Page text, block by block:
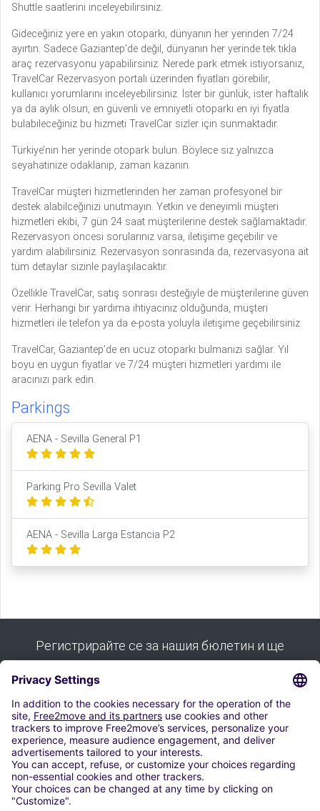
Shuttle saatlerini inceleyebilirsiniz.
Gideceğiniz yere en yakın otoparkı, dünyanın her yerinden 7/24
ayırtın. Sadece Gaziantep’de değil, dünyanın her yerinde tek tıkla
araç rezervasyonu yapabilirsiniz. Nerede park etmek istiyorsanız,
TravelCar Rezervasyon portalı üzerinden fiyatları görebilir,
kullanıcı yorumlarını inceleyebilirsiniz. İster bir günlük, ister haftalık
ya da aylık olsun, en güvenli ve emniyetli otoparkı en iyi fiyatla
bulabileceğiniz bu hizmeti TravelCar sizler için sunmaktadır.
Türkiye’nin her yerinde otopark bulun. Böylece siz yalnızca
seyahatinize odaklanıp, zaman kazanın.
TravelCar müşteri hizmetlerinden her zaman profesyonel bir
destek alabilceğinizi unutmayın. Yetkin ve deneyimli müşteri
hizmetleri ekibi, 7 gün 24 saat müşterilerine destek sağlamaktadır.
Rezervasyon öncesi sorularınız varsa, iletişime geçebilir ve
yardım alabilirsiniz. Rezervasyon sonrasında da, rezervasyona ait
tüm detaylar sizinle paylaşılacaktır.
Özellikle TravelCar, satış sonrası desteğiyle de müşterilerine güven
verir. Herhangi bir yardıma ihtiyacınız olduğunda, müşteri
hizmetleri ile telefon ya da e-posta yoluyla iletişime geçebilirsiniz.
TravelCar, Gaziantep’de en ucuz otoparkı bulmanızı sağlar. Yıl
boyu en uygun fiyatlar ve 7/24 müşteri hizmetleri yardımı ile
aracınızı park edin.
Parkings
AENA - Sevilla General P1
Parking Pro Sevilla Valet
AENA - Sevilla Larga Estancia P2
Регистрирайте се за нашия бюлетин и ще
получите всички наши съвети:
Абонирай се